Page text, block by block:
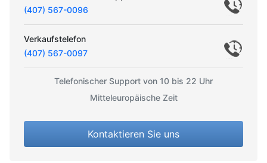
(407) 567-0096
Verkaufstelefon
(407) 567-0097
Telefonischer Support von 10 bis 22 Uhr
Mitteleuropäische Zeit
Kontaktieren Sie uns